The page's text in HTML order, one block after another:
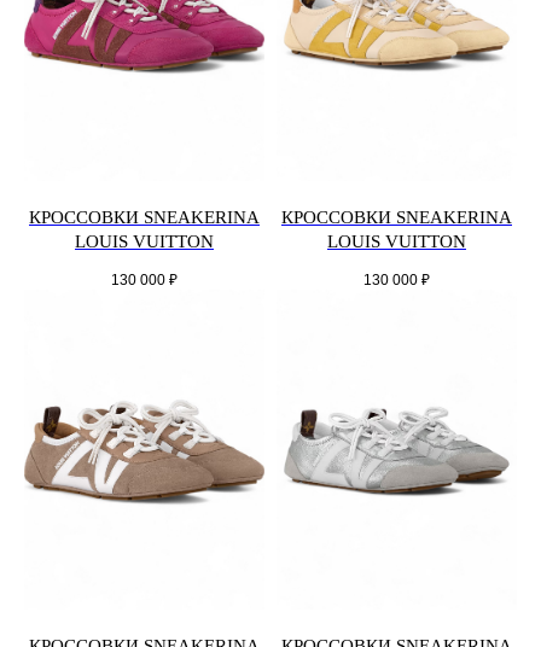
КРОССОВКИ SNEAKERINA
LOUIS VUITTON
130 000 ₽
КРОССОВКИ SNEAKERINA
LOUIS VUITTON
130 000 ₽